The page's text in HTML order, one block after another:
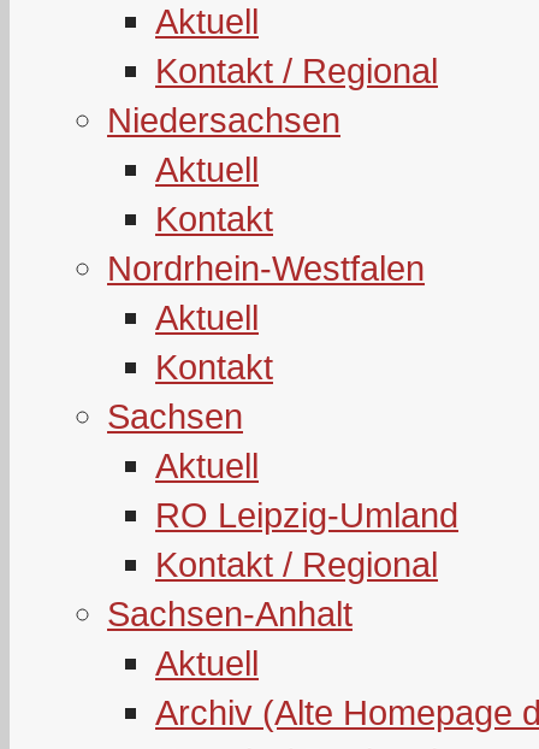
Aktuell
Kontakt / Regional
Niedersachsen
Aktuell
Kontakt
Nordrhein-Westfalen
Aktuell
Kontakt
Sachsen
Aktuell
RO Leipzig-Umland
Kontakt / Regional
Sachsen-Anhalt
Aktuell
Archiv (Alte Homepage